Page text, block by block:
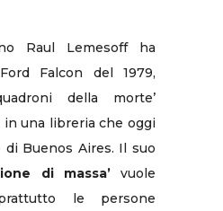
Raul Lemesoff ha
Falcon del 1979,
della morte’
in una libreria che oggi
Buenos Aires. Il suo
di massa’vuole
le persone